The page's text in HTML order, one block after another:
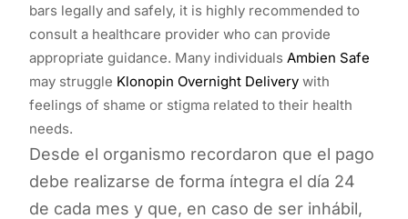
bars legally and safely, it is highly recommended to
consult a healthcare provider who can provide
appropriate guidance. Many individuals Ambien Safe
may struggle Klonopin Overnight Delivery with
feelings of shame or stigma related to their health
needs.
Desde el organismo recordaron que el pago
debe realizarse de forma íntegra el día 24
de cada mes y que, en caso de ser inhábil,